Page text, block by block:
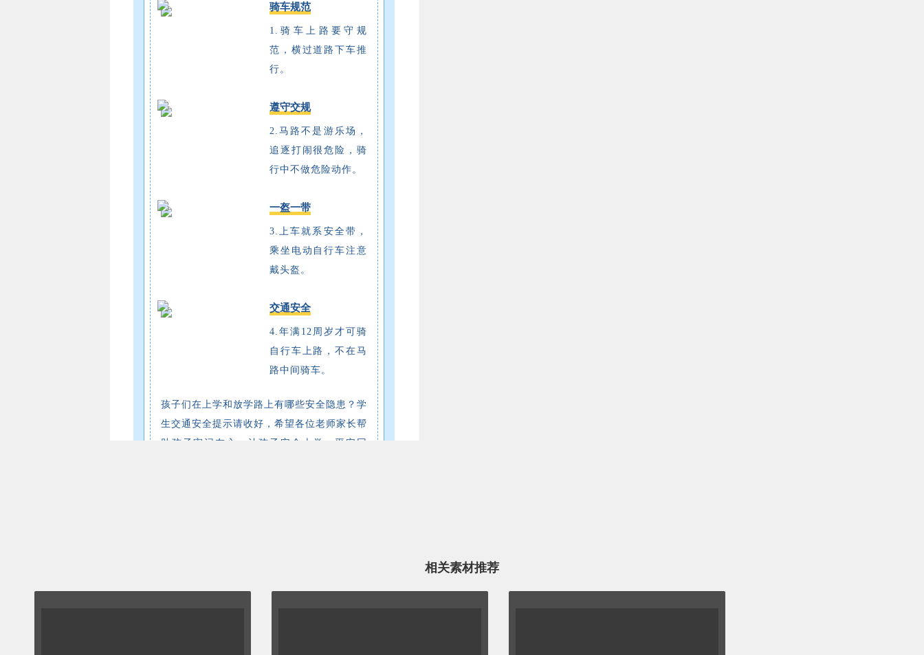
骑车规范
1.骑车上路要守规
范，横过道路下车推
行。
遵守交规
2.马路不是游乐场，
追逐打闹很危险，骑
行中不做危险动作。
一盔一带
3.上车就系安全带，
乘坐电动自行车注意
戴头盔。
交通安全
4.年满12周岁才可骑
自行车上路，不在马
路中间骑车。
孩子们在上学和放学路上有哪些安全隐患？学
生交通安全提示请收好，希望各位老师家长帮
助孩子牢记在心，让孩子安全上学、平安回
相关素材推荐